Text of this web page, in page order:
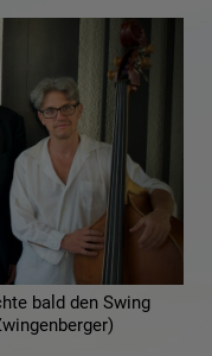
bald den Swing